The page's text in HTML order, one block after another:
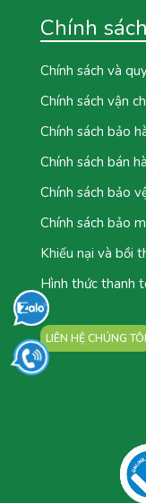
Chính
Chính sách và
Chính sách vận
Chính sách bảo
Chính sách bán
Chính sách bảo
Chính sách bảo
Khiếu nại và bồi
Hình thức thanh
LIÊN HỆ CHÚNG TÔI